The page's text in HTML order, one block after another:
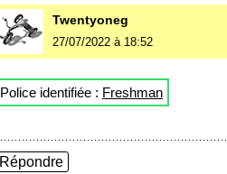
Twentyoneg
27/07/2022 à 18:52
Police identifiée : Freshman
Répondre